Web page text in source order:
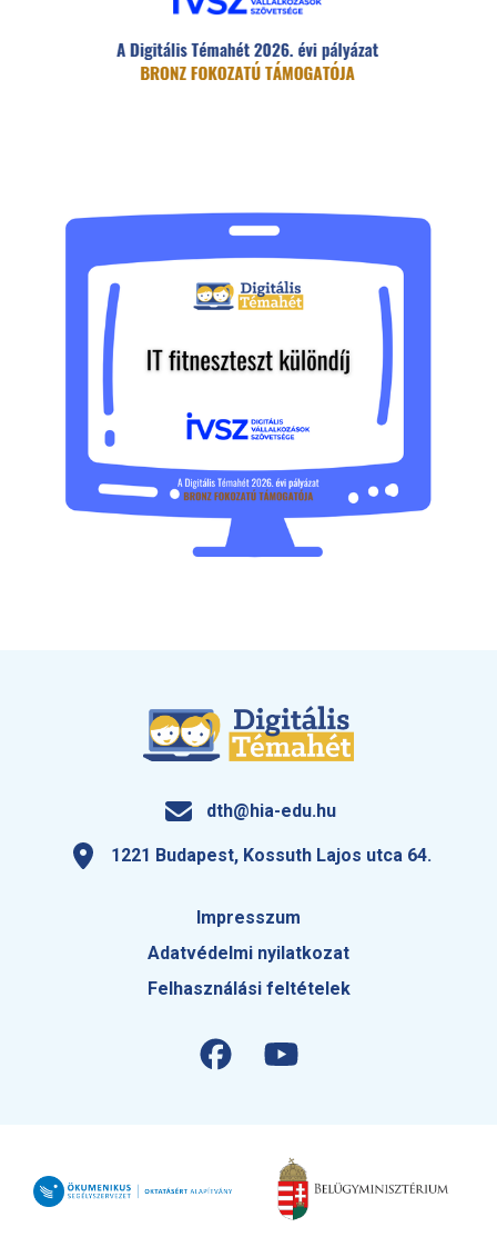
dth@hia-edu.hu
1221 Budapest, Kossuth Lajos utca 64.
Impresszum
Adatvédelmi nyilatkozat
Felhasználási feltételek